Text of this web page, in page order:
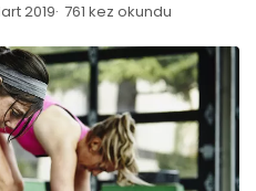
2019 761 kez okundu